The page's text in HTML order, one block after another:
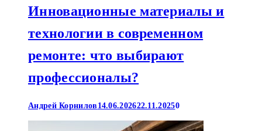
Инновационные материалы и
технологии в современном
ремонте: что выбирают
профессионалы?
Андрей Корнилов 14.06.202622.11.20250